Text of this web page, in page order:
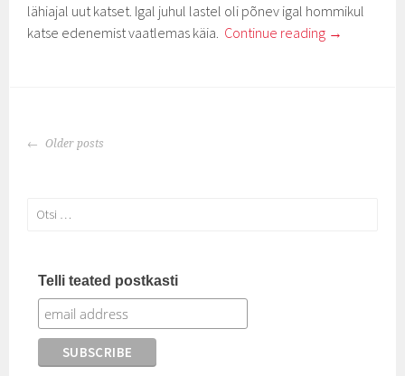
lähiajal uut katset. Igal juhul lastel oli põnev igal hommikul
katse edenemist vaatlemas käia. Continue reading →
POSTS
Older posts
Otsi:
Telli teated postkasti